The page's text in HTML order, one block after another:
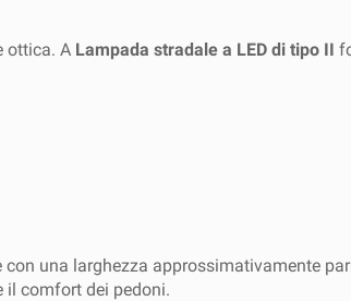
ottica. A Lampada stradale a LED di tipo II
una larghezza approssimativamente
il comfort dei pedoni.